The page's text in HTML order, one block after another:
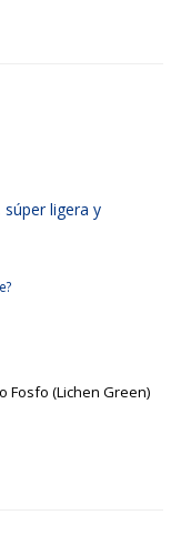
súper ligera y
Fosfo (Lichen Green)